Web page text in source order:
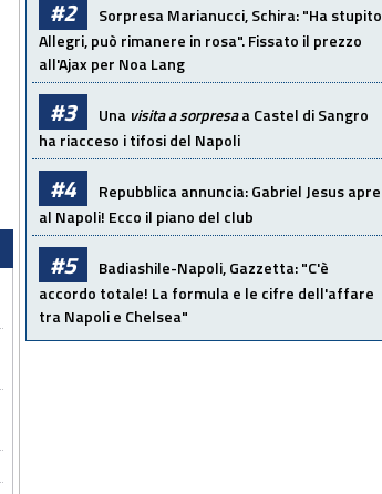
#2
Sorpresa Marianucci, Schira: "Ha stupito
Allegri, può rimanere in rosa". Fissato il prezzo
all'Ajax per Noa Lang
#3 Una visita a sorpresaa Castel di Sangro
ha riacceso i tifosi del Napoli
#4
Repubblica annuncia: Gabriel Jesus apre
al Napoli! Ecco il piano del club
#5
Badiashile-Napoli, Gazzetta: "C'è
accordo totale! La formula e le cifre dell'affare
tra Napoli e Chelsea"